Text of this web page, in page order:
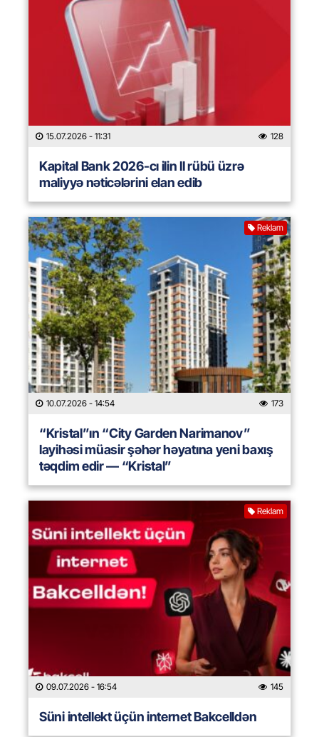
15.07.2026 - 11:31 128
Kapital Bank 2026-cı ilin II rübü üzrə
maliyyə nəticələrini elan edib
Reklam
10.07.2026 - 14:54 173
“Kristal”ın “City Garden Narimanov”
layihəsi müasir şəhər həyatına yeni baxış
təqdim edir — “Kristal”
Reklam
09.07.2026 - 16:54 145
Süni intellekt üçün internet Bakcelldən